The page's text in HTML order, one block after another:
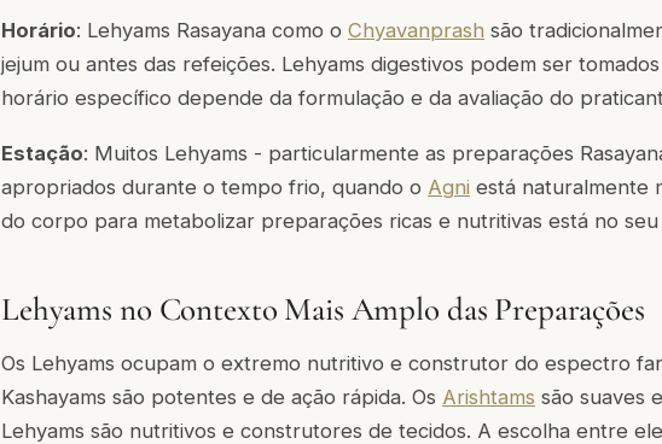
Horário: Lehyams Rasayana como o Chyavanprash são
jejum ou antes das refeições. Lehyams digestivos podem ser
horário específico depende da formulação e da avaliação do
Estação: Muitos Lehyams - particularmente as preparações
apropriados durante o tempo frio, quando o Agni está naturalmente
do corpo para metabolizar preparações ricas e nutritivas está no seu
Lehyams no Contexto Mais Amplo das Preparações
Os Lehyams ocupam o extremo nutritivo e construtor do espectro
Kashayams são potentes e de ação rápida. Os Arishtams são suaves
Lehyams são nutritivos e construtores de tecidos. A escolha entre